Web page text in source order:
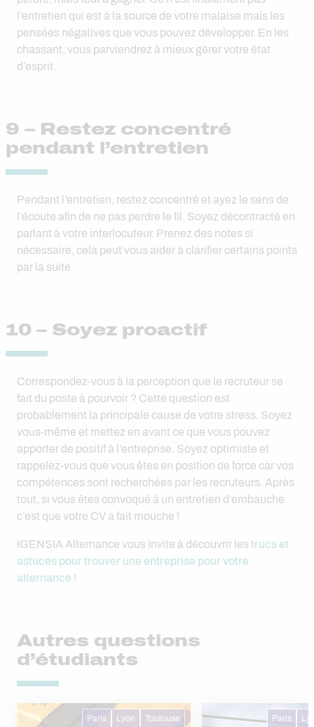
l’entretien qui est à la source de votre malaise mais les
pensées négatives que vous pouvez développer. En les
chassant, vous parviendrez à mieux gérer votre état
d’esprit.
9 – Restez concentré
pendant l’entretien
Pendant l’entretien, restez concentré et ayez le sens de
l’écoute afin de ne pas perdre le fil. Soyez décontracté en
parlant à votre interlocuteur. Prenez des notes si
nécessaire, cela peut vous aider à clarifier certains points
par la suite.
10 – Soyez proactif
Correspondez-vous à la perception que le recruteur se
fait du poste à pourvoir ? Cette question est
probablement la principale cause de votre stress. Soyez
vous-même et mettez en avant ce que vous pouvez
apporter de positif à l’entreprise. Soyez optimiste et
rappelez-vous que vous êtes en position de force car vos
compétences sont recherchées par les recruteurs. Après
tout, si vous êtes convoqué à un entretien d’embauche
c’est que votre CV a fait mouche !
IGENSIA Alternance vous invite à découvrir les trucs et
astuces pour trouver une entreprise pour votre
alternance !
Autres questions
d’étudiants
Paris Lyon Toulouse Paris